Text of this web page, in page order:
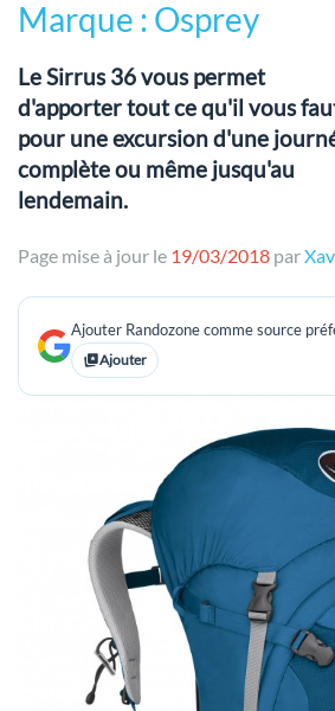
Marque : Osprey
Le Sirrus 36 vous permet
d'apporter tout ce qu'il vous
pour une excursion d'une
complète ou même jusqu'au
lendemain.
Page mise à jour le 19/03/2018 par
Ajouter Randozone comme source
Ajouter